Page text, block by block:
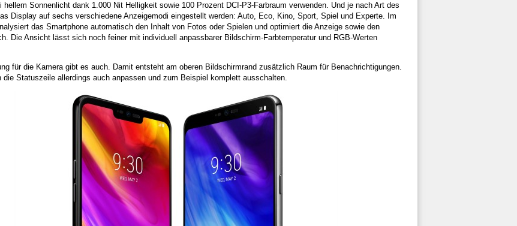
hellem Sonnenlicht dank 1.000 Nit Helligkeit sowie 100 Prozent DCI-P3-Farbraum verwenden. Und je nach Art des
Display auf sechs verschiedene Anzeigemodi eingestellt werden: Auto, Eco, Kino, Sport, Spiel und Experte. Im
das Smartphone automatisch den Inhalt von Fotos oder Spielen und optimiert die Anzeige sowie den
Die Ansicht lässt sich noch feiner mit individuell anpassbarer Bildschirm-Farbtemperatur und RGB-Werten
für die Kamera gibt es auch. Damit entsteht am oberen Bildschirmrand zusätzlich Raum für Benachrichtigungen.
die Statuszeile allerdings auch anpassen und zum Beispiel komplett ausschalten.